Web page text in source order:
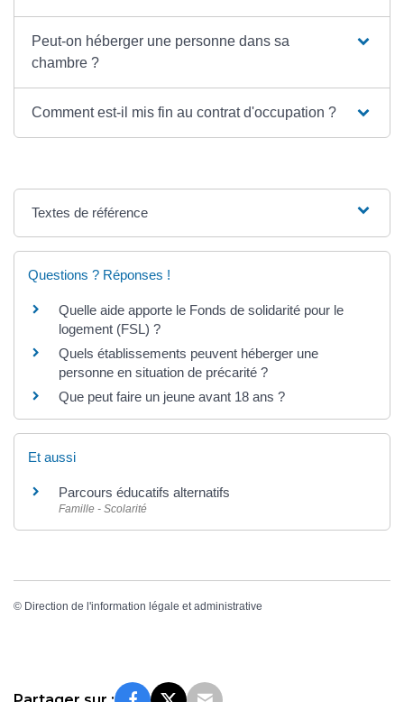
Peut-on héberger une personne dans sa
chambre ?
Comment est-il mis fin au contrat d'occupation ?
Textes de référence
Questions ? Réponses !
Quelle aide apporte le Fonds de solidarité pour le
logement (FSL) ?
Quels établissements peuvent héberger une
personne en situation de précarité ?
Que peut faire un jeune avant 18 ans ?
Et aussi
Parcours éducatifs alternatifs
Famille - Scolarité
© Direction de l'information légale et administrative